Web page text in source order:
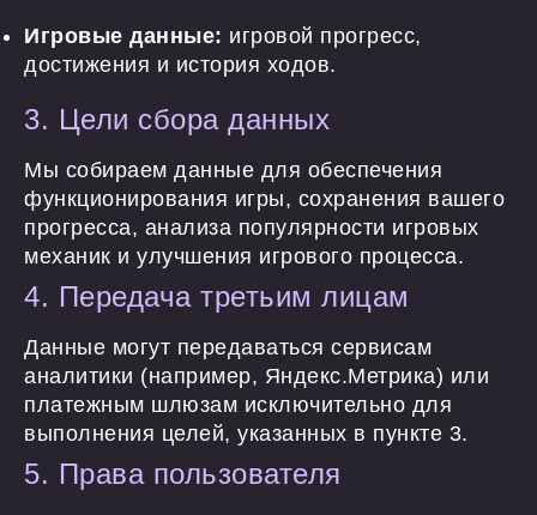
Игровые данные: игровой прогресс,
достижения и история ходов.
3. Цели сбора данных
Мы собираем данные для обеспечения
функционирования игры, сохранения вашего
прогресса, анализа популярности игровых
механик и улучшения игрового процесса.
4. Передача третьим лицам
Данные могут передаваться сервисам
аналитики (например, Яндекс.Метрика) или
платежным шлюзам исключительно для
выполнения целей, указанных в пункте 3.
5. Права пользователя